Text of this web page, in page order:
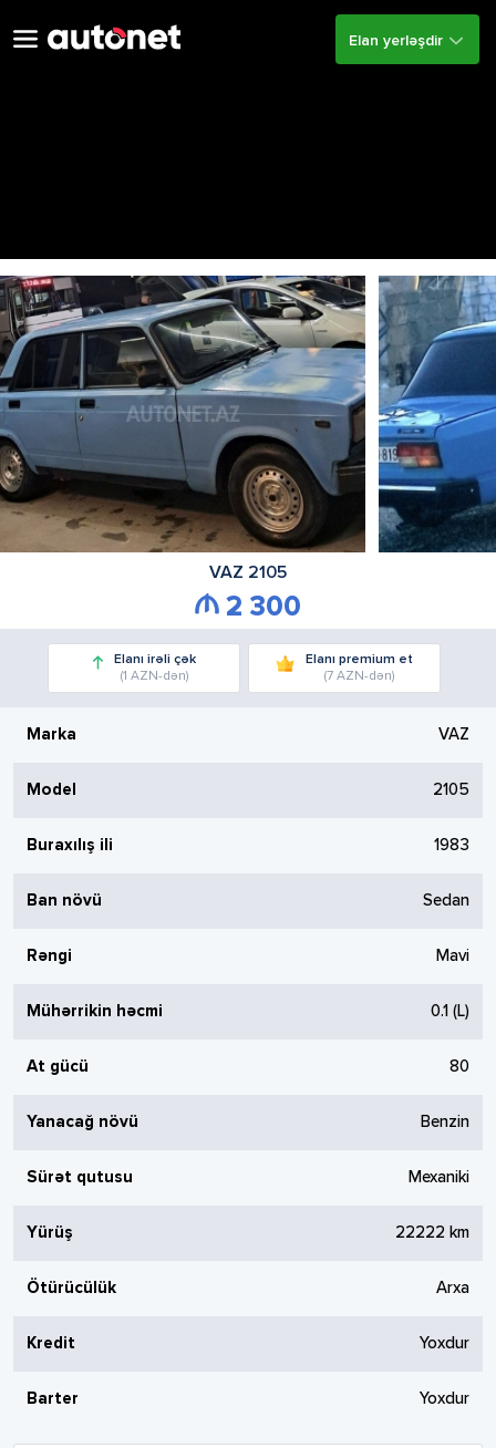
Elan yerləşdir
VAZ 2105
2 300
Elanı irəli çək
(1 AZN-dən)
Elanı premium et
(7 AZN-dən)
Marka VAZ
Model 2105
Buraxılış ili 1983
Ban növü Sedan
Rəngi Mavi
Mühərrikin həcmi 0.1 (L)
At gücü 80
Yanacağ növü Benzin
Sürət qutusu Mexaniki
Yürüş 22222 km
Ötürücülük Arxa
Kredit Yoxdur
Barter Yoxdur